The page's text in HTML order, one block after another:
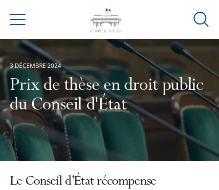
Menu
Ouvrir
de
Prix de thèse en droit public
du Conseil d'État
3 DÉCEMBRE 2024
Le Conseil d'État récompense